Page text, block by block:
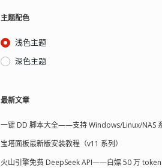
主题配色
浅色主题
深色主题
最新文章
一键 DD 脚本大全——支持 Windows/Linux/NAS
宝塔面板最新版安装教程（v11 系列）
火山引擎免费 DeepSeek API——白嫖 50 万